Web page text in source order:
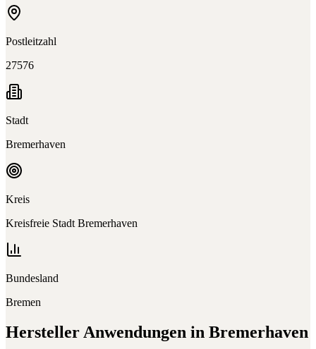
Postleitzahl
27576
Stadt
Bremerhaven
Kreis
Kreisfreie Stadt Bremerhaven
Bundesland
Bremen
Hersteller Anwendungen in Bremerhaven